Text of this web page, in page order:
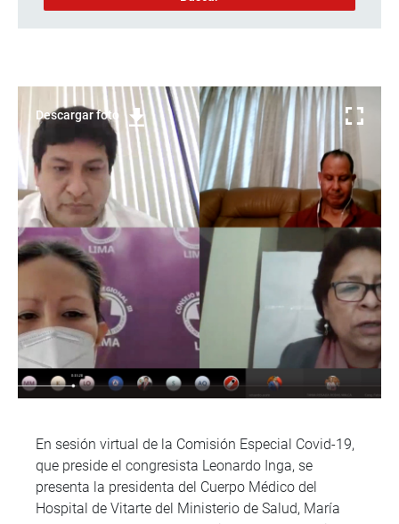
Descargar foto
En sesión virtual de la Comisión Especial Covid-19,
que preside el congresista Leonardo Inga, se
presenta la presidenta del Cuerpo Médico del
Hospital de Vitarte del Ministerio de Salud, María